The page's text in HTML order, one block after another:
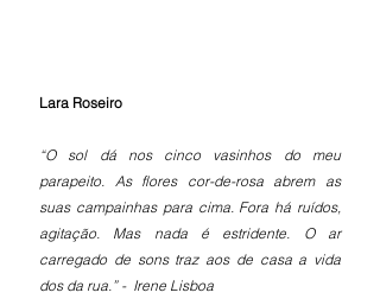
Lara Roseiro
“O sol dá nos cinco vasinhos do meu
parapeito. As flores cor-de-rosa abrem as
suas campainhas para cima. Fora há ruídos,
agitação. Mas nada é estridente. O ar
carregado de sons traz aos de casa a vida
dos da rua.” -  Irene Lisboa